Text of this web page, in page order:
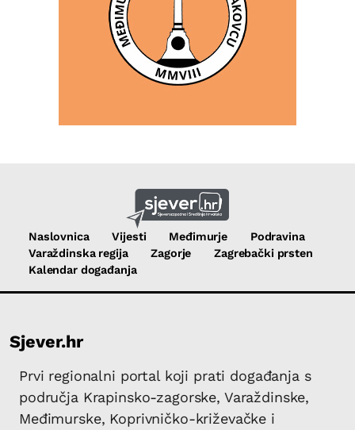
Naslovnica Vijesti Međimurje
Podravina
Varaždinska regija
Zagorje
Zagrebački prsten
Kalendar događanja
Sjever.hr
Prvi regionalni portal koji prati događanja s
područja Krapinsko-zagorske, Varaždinske,
Međimurske, Koprivničko-križevačke i